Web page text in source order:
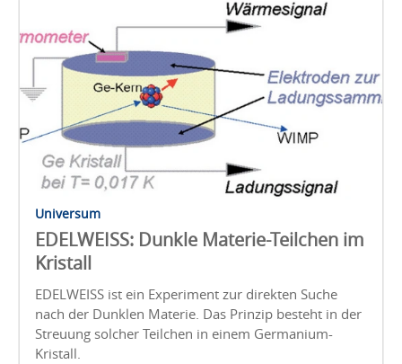
Universum
EDELWEISS: Dunkle Materie-Teilchen im
Kristall
EDELWEISS ist ein Experiment zur direkten Suche
nach der Dunklen Materie. Das Prinzip besteht in der
Streuung solcher Teilchen in einem Germanium-
Kristall.